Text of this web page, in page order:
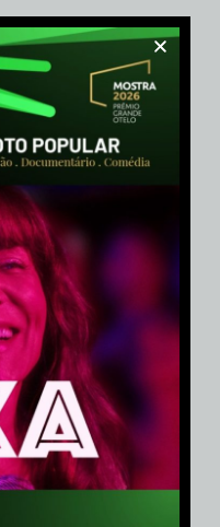
Mauricio Magalhães
Gabriel Souza,
Thainá Gallo, Ignacio
João Gabriel